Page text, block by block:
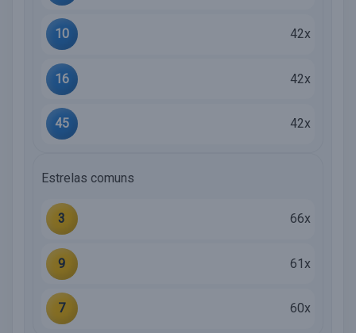
10 42x
16 42x
45 42x
Estrelas comuns
3 66x
9 61x
7 60x